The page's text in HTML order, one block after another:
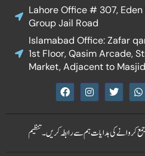
Lahore Office # 307,
Group Jail Road
Islamabad Office: Zafar
1st Floor, Qasim Arcade,
Market, Adjacent to
F
a
e
o
I
n
t
g
T
w
t
t
e
h
t
s
a
تنظیمہم سے رابطہ کریں۔کروانے کی ہدایات